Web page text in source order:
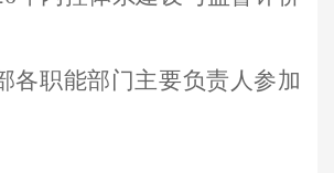
各职能部门主要负责人参加